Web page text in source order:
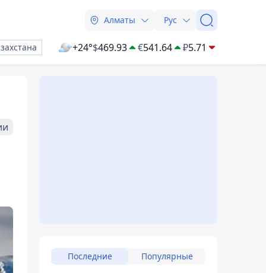
Алматы Рус
+24°$469.93 €541.64 ₽5.71
Последние Популярные